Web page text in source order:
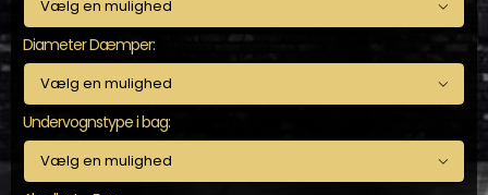

Diameter Dæmper:

Undervognstype i bag:
